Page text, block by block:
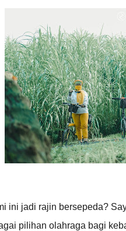
ini jadi rajin bersepeda?
pilihan olahraga bagi